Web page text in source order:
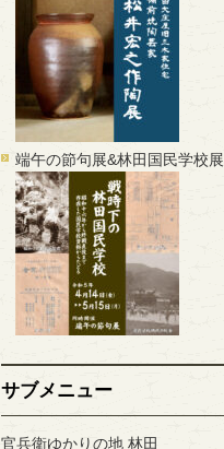
端午の節句展&林田国民学校展
サブメニュー
官兵衛ゆかりの地 林田